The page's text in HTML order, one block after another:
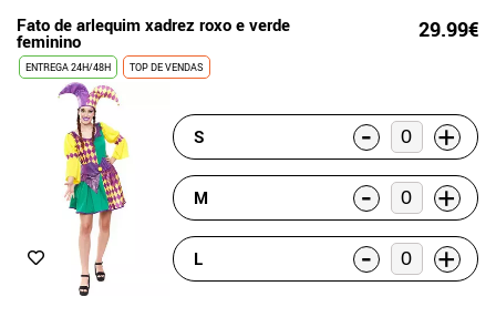
Fato de arlequim xadrez roxo e verde
feminino 29.99€
ENTREGA 24H/48H TOP DE VENDAS
S - +
M - +
L - +